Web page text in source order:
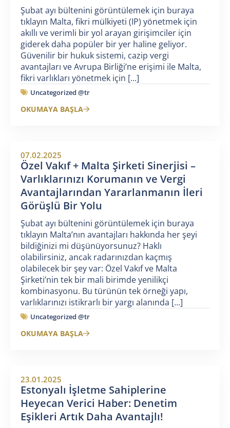
Şubat ayı bültenini görüntülemek için buraya
tıklayın Malta, fikri mülkiyeti (IP) yönetmek için
akıllı ve verimli bir yol arayan girişimciler için
giderek daha popüler bir yer haline geliyor.
Güvenilir bir hukuk sistemi, cazip vergi
avantajları ve Avrupa Birliği’ne erişimi ile Malta,
fikri varlıkları yönetmek için [...]
Uncategorized @tr
OKUMAYA BAŞLA
07.02.2025
Özel Vakıf + Malta Şirketi Sinerjisi –
Varlıklarınızı Korumanın ve Vergi
Avantajlarından Yararlanmanın İleri
Görüşlü Bir Yolu
Şubat ayı bültenini görüntülemek için buraya
tıklayın Malta’nın avantajları hakkında her şeyi
bildiğinizi mi düşünüyorsunuz? Haklı
olabilirsiniz, ancak radarınızdan kaçmış
olabilecek bir şey var: Özel Vakıf ve Malta
Şirketi’nin tek bir mali birimde yenilikçi
kombinasyonu. Bu türünün tek örneği yapı,
varlıklarınızı istikrarlı bir yargı alanında [...]
Uncategorized @tr
OKUMAYA BAŞLA
23.01.2025
Estonyalı İşletme Sahiplerine
Heyecan Verici Haber: Denetim
Eşikleri Artık Daha Avantajlı!